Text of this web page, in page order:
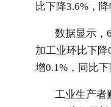
比下降3.6% ，
数据显示， 6
加工业环比下降
增0.1% ，同比
工业生产者